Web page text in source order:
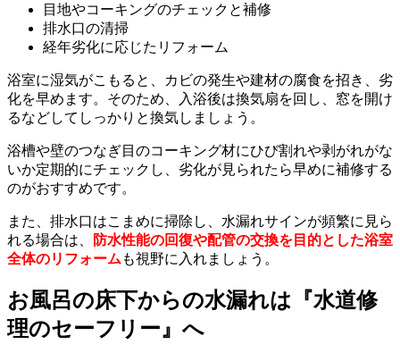
目地やコーキングのチェックと補修
排水口の清掃
経年劣化に応じたリフォーム
浴室に湿気がこもると、カビの発生や建材の腐食を招き、劣
化を早めます。そのため、入浴後は換気扇を回し、窓を開け
るなどしてしっかりと換気しましょう。
浴槽や壁のつなぎ目のコーキング材にひび割れや剥がれがな
いか定期的にチェックし、劣化が見られたら早めに補修する
のがおすすめです。
また、排水口はこまめに掃除し、水漏れサインが頻繁に見ら
れる場合は、
防水性能の回復や配管の交換を目的とした浴室
全体のリフォーム も視野に入れましょう。
お風呂の床下からの水漏れは『水道修
理のセーフリー』へ